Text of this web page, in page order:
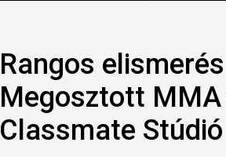
Rangos
Megosztott
Classmate Stúdió